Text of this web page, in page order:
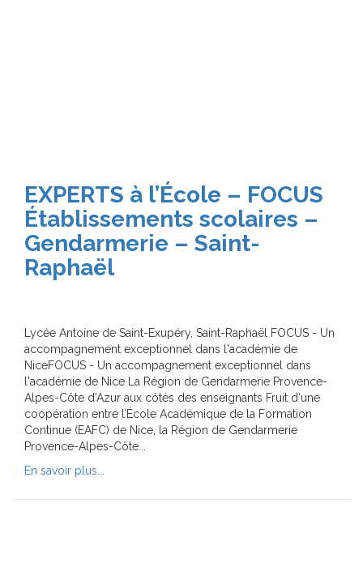
EXPERTS à l’École – FOCUS
Établissements scolaires –
Gendarmerie – Saint-
Raphaël
Lycée Antoine de Saint-Exupéry, Saint-Raphaël FOCUS - Un
accompagnement exceptionnel dans l'académie de
NiceFOCUS - Un accompagnement exceptionnel dans
l'académie de Nice La Région de Gendarmerie Provence-
Alpes-Côte d’Azur aux côtés des enseignants Fruit d‘une
coopération entre l’École Académique de la Formation
Continue (EAFC) de Nice, la Région de Gendarmerie
Provence-Alpes-Côte...
En savoir plus...